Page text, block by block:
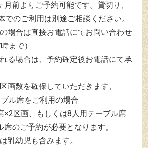
前よりご予約可能です。貸切り、
でのご利用は別途ご相談ください。
場合は直接お電話にてお問い合わせ
まで）
る場合は、予約確定後お電話にて承
画数を確保していただきます。
ル席をご利用の場合
×2区画、もしくは8人用テーブル席
席のご予約が必要となります。
乳幼児も含みます。